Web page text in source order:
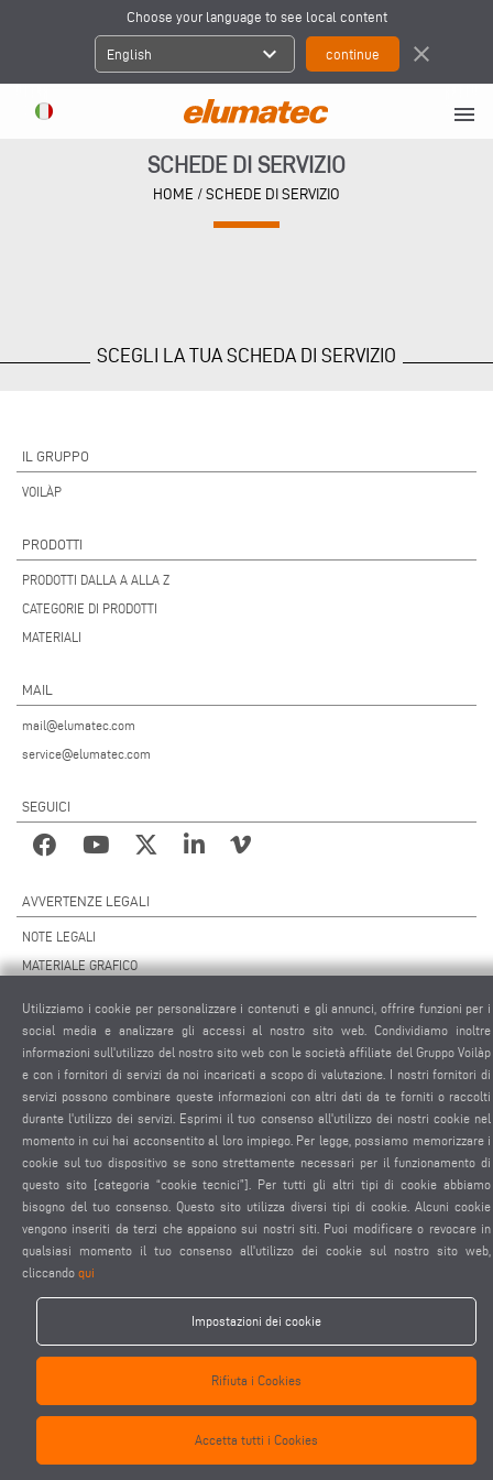
Choose your language to see local content
English expand_more close
menu
SCHEDE DI SERVIZIO
HOME / SCHEDE DI SERVIZIO
SCEGLI LA TUA SCHEDA DI SERVIZIO
IL GRUPPO
VOILÀP
PRODOTTI
PRODOTTI DALLA A ALLA Z
CATEGORIE DI PRODOTTI
MATERIALI
MAIL
mail@elumatec.com
service@elumatec.com
SEGUICI
AVVERTENZE LEGALI
NOTE LEGALI
MATERIALE GRAFICO
PROTEZIONE DEI DATI INTERNAZIONALE
CONDIZIONI GENERALI DI VENDITA
CONTRATTO DI MANUTENZIONE REMOTA
IMPOSTAZIONE COOKIES
CODICE DI CONDOTTA DEI FORNITORI
elumatec AG - Pinacher Straße 61 - 75417 Mühlacker - Germania - Telefono
+49 7041-14 0-mail@elumatec.com
elumatec AG infocenter - Lugwaldstraße 20 - 75417 Mühlacker - Germania
Utilizziamo i cookie per personalizzare i contenuti e gli annunci, offrire funzioni per i
social media e analizzare gli accessi al nostro sito web. Condividiamo inoltre
informazioni sull'utilizzo del nostro sito web con le società affiliate del Gruppo Voilàp
e con i fornitori di servizi da noi incaricati a scopo di valutazione. I nostri fornitori di
servizi possono combinare queste informazioni con altri dati da te forniti o raccolti
durante l'utilizzo dei servizi. Esprimi il tuo consenso all'utilizzo dei nostri cookie nel
momento in cui hai acconsentito al loro impiego. Per legge, possiamo memorizzare i
cookie sul tuo dispositivo se sono strettamente necessari per il funzionamento di
questo sito [categoria “cookie tecnici”]. Per tutti gli altri tipi di cookie abbiamo
bisogno del tuo consenso. Questo sito utilizza diversi tipi di cookie. Alcuni cookie
vengono inseriti da terzi che appaiono sui nostri siti. Puoi modificare o revocare in
qualsiasi momento il tuo consenso all'utilizzo dei cookie sul nostro sito web,
cliccando qui
Impostazioni dei cookie
Rifiuta i Cookies
Accetta tutti i Cookies